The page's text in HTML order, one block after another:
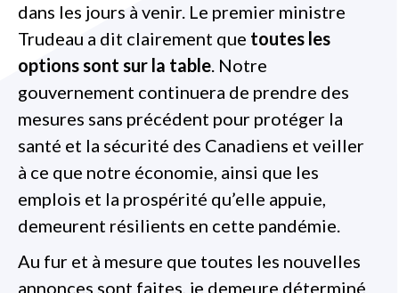
dans les jours à venir. Le premier ministre
Trudeau a dit clairement que toutes les
options sont sur la table. Notre
gouvernement continuera de prendre des
mesures sans précédent pour protéger la
santé et la sécurité des Canadiens et veiller
à ce que notre économie, ainsi que les
emplois et la prospérité qu’elle appuie,
demeurent résilients en cette pandémie.
Au fur et à mesure que toutes les nouvelles
annonces sont faites, je demeure déterminé